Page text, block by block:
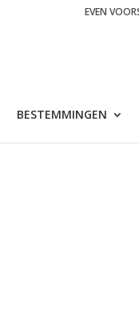
EVEN
BESTEMMINGEN